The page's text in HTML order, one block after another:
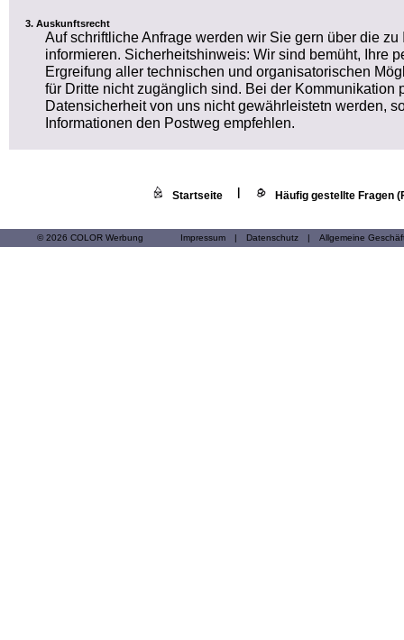
Auskunftsrecht
Auf schriftliche Anfrage werden wir Sie gern über die
informieren. Sicherheitshinweis: Wir sind bemüht, Ihre
Ergreifung aller technischen und organisatorischen
für Dritte nicht zugänglich sind. Bei der Kommunikation
Datensicherheit von uns nicht gewährleistetn werden,
Informationen den Postweg empfehlen.
Startseite Häufig gestellte Fragen
© 2026 COLOR Werbung Impressum | Datenschutz | Allgemeine